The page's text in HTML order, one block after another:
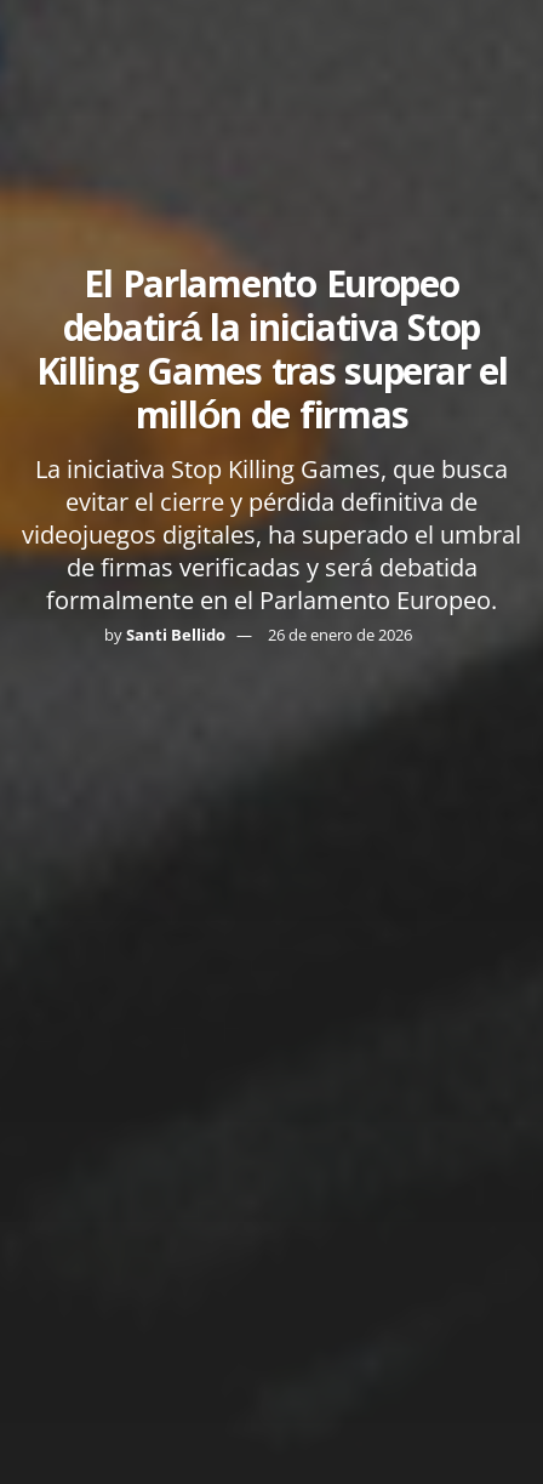
El Parlamento Europeo
debatirá la iniciativa Stop
Killing Games tras superar el
millón de firmas
La iniciativa Stop Killing Games, que busca
evitar el cierre y pérdida definitiva de
videojuegos digitales, ha superado el umbral
de firmas verificadas y será debatida
formalmente en el Parlamento Europeo.
bySanti Bellido 26 de enero de 2026